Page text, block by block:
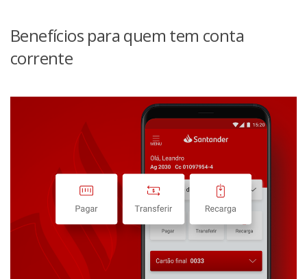
Benefícios para quem tem conta
corrente